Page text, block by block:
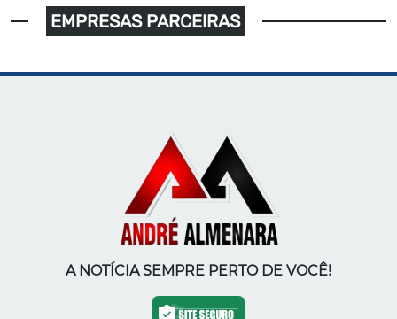
EMPRESAS PARCEIRAS
A NOTÍCIA SEMPRE PERTO DE VOCÊ!